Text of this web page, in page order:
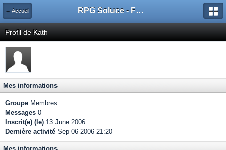
← Accueil RPG Soluce - Forum
Profil de Kath
Mes informations
Groupe Membres
Messages 0
Inscrit(e) (le) 13 June 2006
Dernière activité Sep 06 2006 21:20